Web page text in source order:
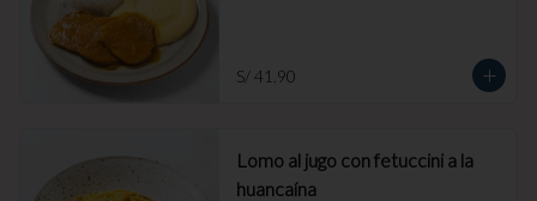
S/ 41.90
Lomo al jugo con fetuccini a la
huancaína